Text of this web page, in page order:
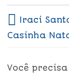
Iraci
Casinha
Você